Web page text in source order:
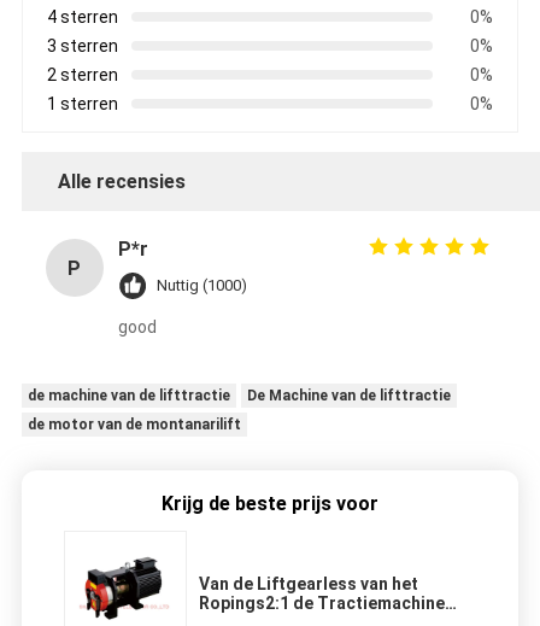
4 sterren
0%
3 sterren
0%
2 sterren
0%
1 sterren
0%
Alle recensies
P
P*r
Nuttig (1000)
good
de machine van de lifttractie
De Machine van de lifttractie
de motor van de montanarilift
Krijg de beste prijs voor
Van de Liftgearless van het
Ropings2:1 de Tractiemachine